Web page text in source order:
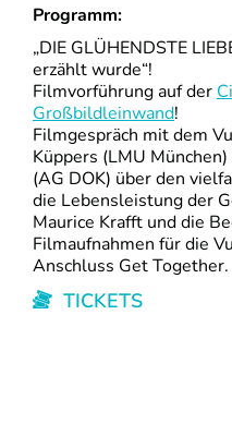
Programm:
„DIE GLÜHENDSTE
erzählt wurde“!
Filmvorführung auf der
Großbildleinwand!
Filmgespräch mit dem
Küppers (LMU
(AG DOK) über den
die Lebensleistung der
Maurice Krafft und die
Filmaufnahmen für die
Anschluss Get Together.
TICKETS